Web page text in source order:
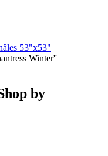
53"x53"
Winter''
by